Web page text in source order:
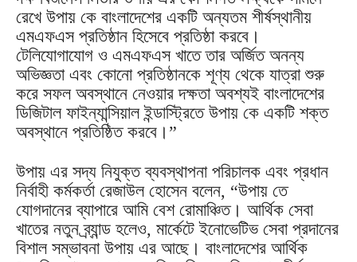
রেখে উপায় কে বাংলাদেশের একটি অন্যতম শীর্ষস্থানীয়
এমএফএস প্রতিষ্ঠান হিসেবে প্রতিষ্ঠা করবে।
টেলিযোগাযোগ ও এমএফএস খাতে তার অর্জিত অনন্য
অভিজ্ঞতা এবং কোনো প্রতিষ্ঠানকে শূণ্য থেকে যাত্রা শুরু
করে সফল অবস্থানে নেওয়ার দক্ষতা অবশ্যই বাংলাদেশের
ডিজিটাল ফাইন্যান্সিয়াল ইন্ডাস্ট্রিতে উপায় কে একটি শক্ত
অবস্থানে প্রতিষ্ঠিত করবে।”
উপায় এর সদ্য নিযুক্ত ব্যবস্থাপনা পরিচালক এবং প্রধান
নির্বাহী কর্মকর্তা রেজাউল হোসেন বলেন, “উপায় তে
যোগদানের ব্যাপারে আমি বেশ রোমাঞ্চিত। আর্থিক সেবা
খাতের নতুন ব্র্যান্ড হলেও, মার্কেটে ইনোভেটিভ সেবা প্রদানের
বিশাল সম্ভাবনা উপায় এর আছে। বাংলাদেশের আর্থিক